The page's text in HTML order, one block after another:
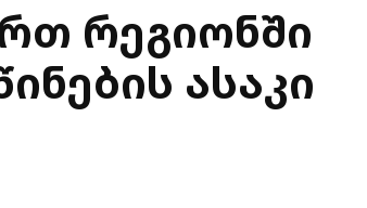
რეგიონში
ასაკი